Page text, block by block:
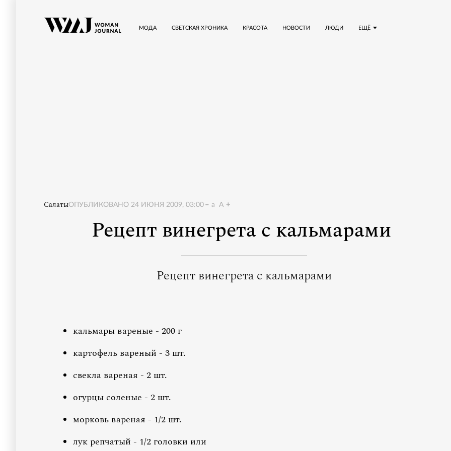
ЕЩЁ
МОДА СВЕТСКАЯ ХРОНИКА КРАСОТА НОВОСТИ ЛЮДИ
СалатыОПУБЛИКОВАНО 24 ИЮНЯ 2009, 03:00 a A
Рецепт винегрета с кальмарами
Рецепт винегрета с кальмарами
кальмары вареные - 200 г
картофель вареный - 3 шт.
свекла вареная - 2 шт.
огурцы соленые - 2 шт.
морковь вареная - 1/2 шт.
лук репчатый - 1/2 головки или